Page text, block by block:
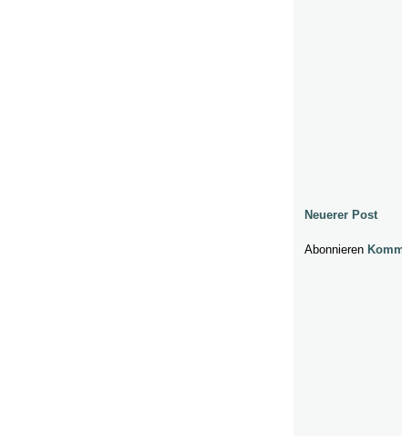
Neuerer Post
Abonnieren